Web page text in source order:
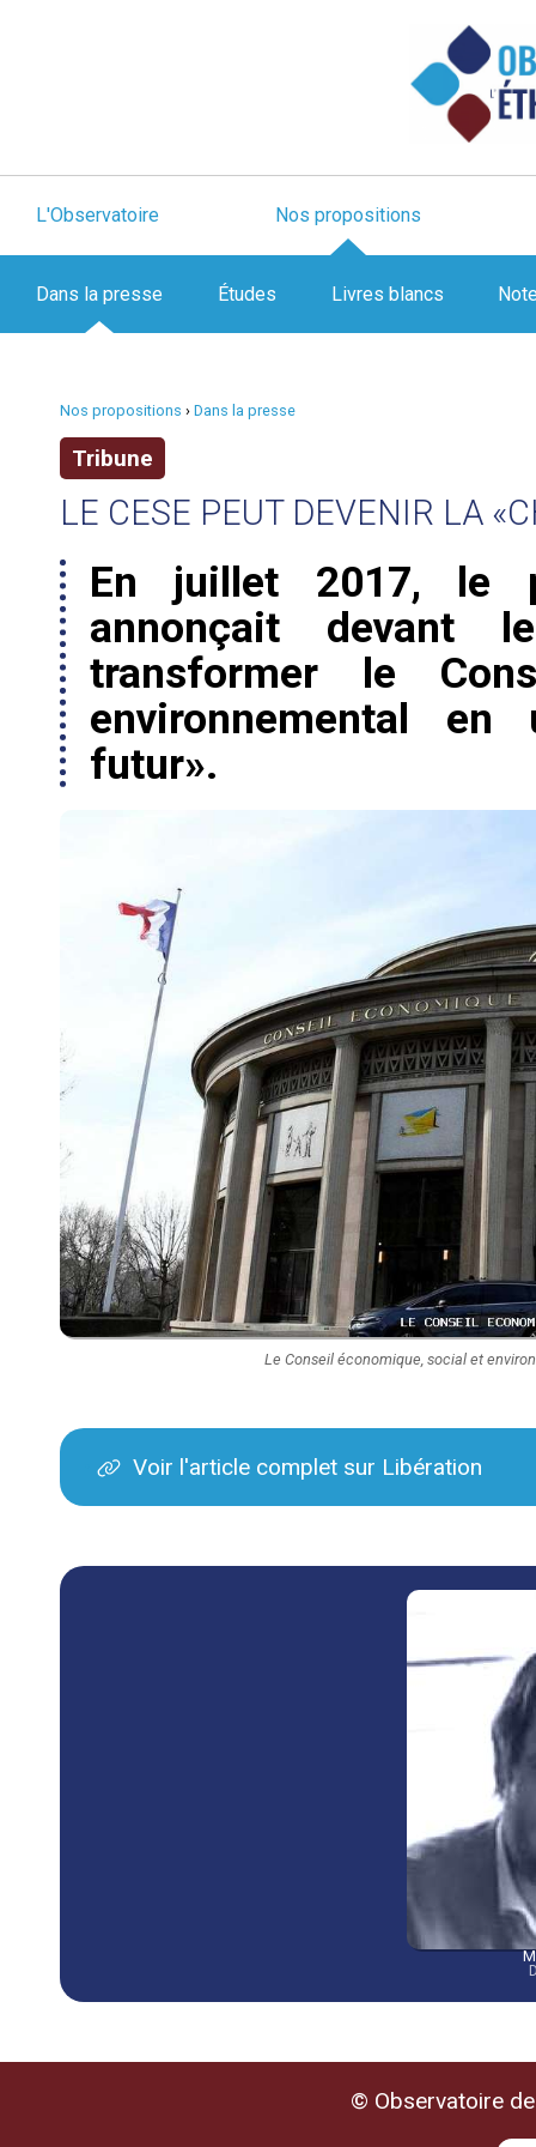
L'Observatoire Nos propositions
Dans la presse Études Livres blancs
Nos propositions › Dans la presse
Tribune
LE CESE PEUT DEVENIR LA
En juillet 2017, le
annonçait devant
transformer le
environnemental
futur».
Le Conseil économique, social et
Voir l'article complet sur Libération
© Observatoire